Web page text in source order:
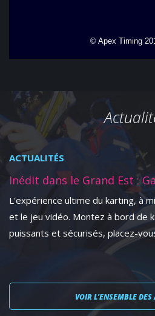
ACTUALITÉS
Inédit dans le Grand Est :
L'expérience ultime du karting, à
et le jeu vidéo. Montez à bord de
puissants et sécurisés, placez-
VOIR L'ENSEMBLE DES